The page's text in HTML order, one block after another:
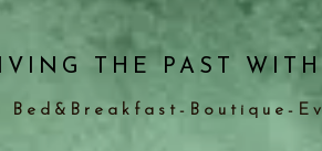
THE PAST
Bed&Breakfast-Boutique-